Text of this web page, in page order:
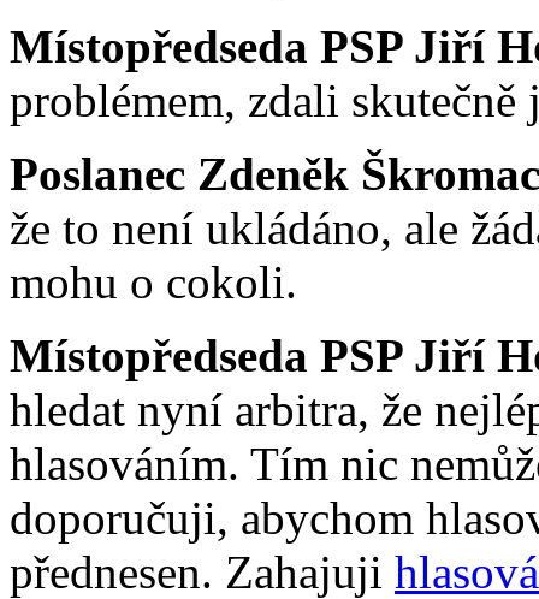
Místopředseda PSP Jiří
problémem, zdali skutečně
Poslanec Zdeněk
že to není ukládáno, ale
mohu o cokoli.
Místopředseda PSP Jiří
hledat nyní arbitra, že
hlasováním. Tím nic
doporučuji, abychom
přednesen. Zahajuji